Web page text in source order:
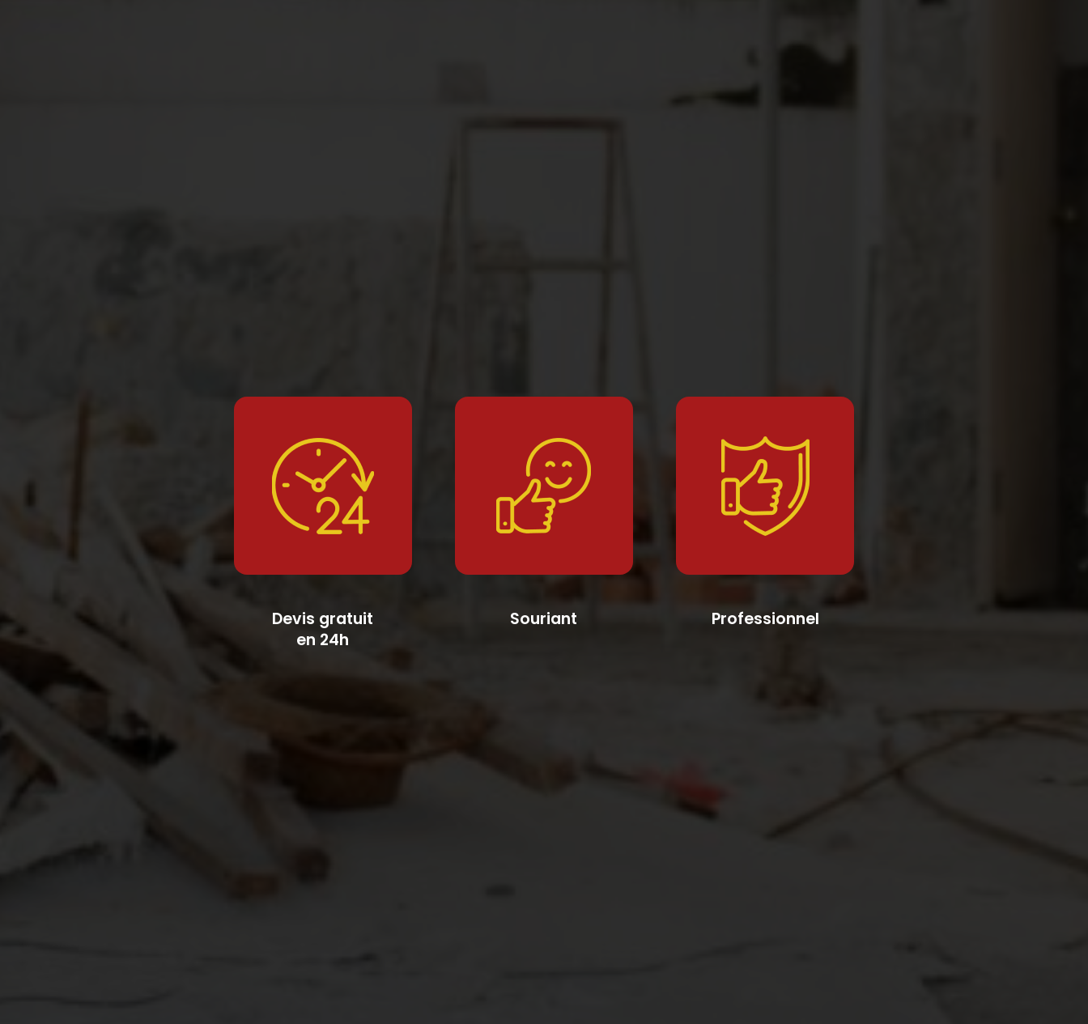
Devis gratuit
en 24h
Souriant Professionnel